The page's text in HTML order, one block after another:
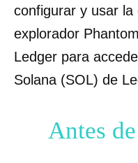
configurar y usar la
explorador
Ledger para
Solana (SOL) de
Antes